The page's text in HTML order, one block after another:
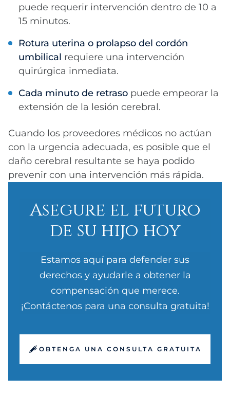
puede requerir intervención dentro de 10 a
15 minutos.
Rotura uterina o prolapso del cordón
umbilical requiere una intervención
quirúrgica inmediata.
Cada minuto de retraso puede empeorar la
extensión de la lesión cerebral.
Cuando los proveedores médicos no actúan
con la urgencia adecuada, es posible que el
daño cerebral resultante se haya podido
prevenir con una intervención más rápida.
Asegure el futuro
de su hijo hoy
Estamos aquí para defender sus
derechos y ayudarle a obtener la
compensación que merece.
¡Contáctenos para una consulta gratuita!
OBTENGA UNA CONSULTA GRATUITA